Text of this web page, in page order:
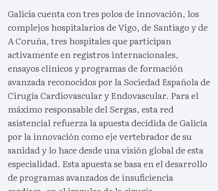
Galicia cuenta con tres polos de innovación, los
complejos hospitalarios de Vigo, de Santiago y de
A Coruña, tres hospitales que participan
activamente en registros internacionales,
ensayos clínicos y programas de formación
avanzada reconocidos por la Sociedad Española de
Cirugía Cardiovascular y Endovascular. Para el
máximo responsable del Sergas, esta red
asistencial refuerza la apuesta decidida de Galicia
por la innovación como eje vertebrador de su
sanidad y lo hace desde una visión global de esta
especialidad. Esta apuesta se basa en el desarrollo
de programas avanzados de insuficiencia